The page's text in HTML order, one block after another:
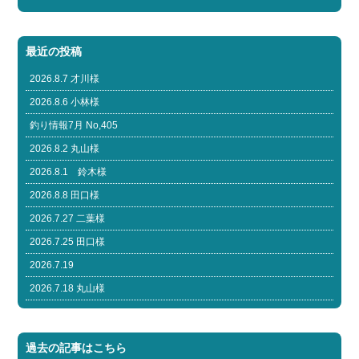
最近の投稿
2026.8.7 才川様
2026.8.6 小林様
釣り情報7月 No,405
2026.8.2 丸山様
2026.8.1 鈴木様
2026.8.8 田口様
2026.7.27 二葉様
2026.7.25 田口様
2026.7.19
2026.7.18 丸山様
過去の記事はこちら